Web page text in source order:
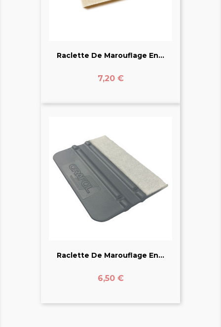
Raclette De Marouflage En...
Prix
7,20 €
Raclette De Marouflage En...
Prix
6,50 €